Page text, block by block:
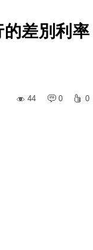
差別利率
44
0 0